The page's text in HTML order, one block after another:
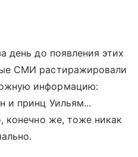
день до появления этих
СМИ растиражировали
информацию:
и принц Уильям...
конечно же, тоже никак